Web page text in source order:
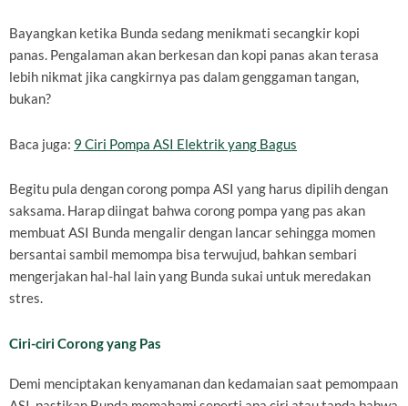
Bayangkan ketika Bunda sedang menikmati secangkir kopi
panas. Pengalaman akan berkesan dan kopi panas akan terasa
lebih nikmat jika cangkirnya pas dalam genggaman tangan,
bukan?
Baca juga: 9 Ciri Pompa ASI Elektrik yang Bagus
Begitu pula dengan corong pompa ASI yang harus dipilih dengan
saksama. Harap diingat bahwa corong pompa yang pas akan
membuat ASI Bunda mengalir dengan lancar sehingga momen
bersantai sambil memompa bisa terwujud, bahkan sembari
mengerjakan hal-hal lain yang Bunda sukai untuk meredakan
stres.
Ciri-ciri Corong yang Pas
Demi menciptakan kenyamanan dan kedamaian saat pemompaan